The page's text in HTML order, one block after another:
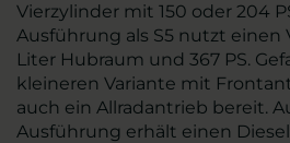
Vierzylinder mit 150 oder 204
Ausführung als S5 nutzt einen
Liter Hubraum und 367 PS.
kleineren Variante mit
auch ein Allradantrieb bereit.
Ausführung erhält einen